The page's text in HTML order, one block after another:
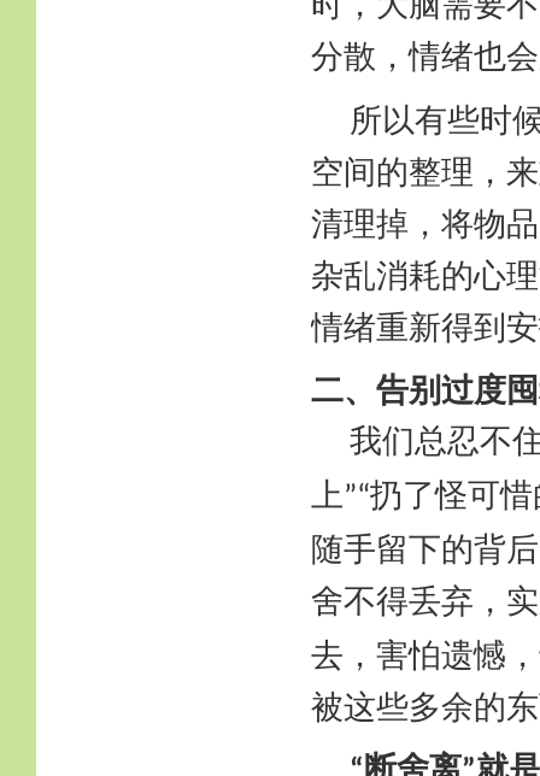
分散，情绪也
所以有些时
空间的整理，
清理掉，将物
杂乱消耗的心
情绪重新得到
二、告别过度
我们总忍不
上”“扔了怪可惜
随手留下的背
舍不得丢弃，
去，害怕遗憾
被这些多余的
断舍离 就